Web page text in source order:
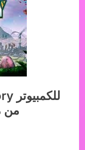
من